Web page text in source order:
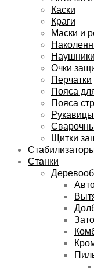
Каски
Краги
Маски и
Очки
Перчатки
Пояса
Пояса
Рукавицы
Щитки
Станки